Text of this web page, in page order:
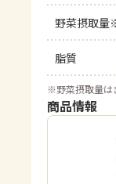
野菜摂取量
脂質
※野菜摂取量は
商品情報